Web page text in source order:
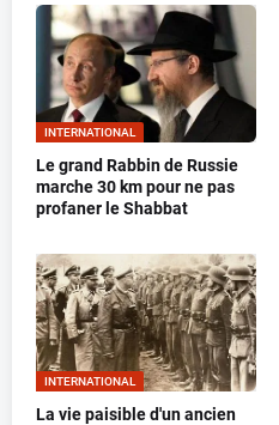
INTERNATIONAL
Le grand Rabbin de Russie
marche 30 km pour ne pas
profaner le Shabbat
INTERNATIONAL
La vie paisible d'un ancien